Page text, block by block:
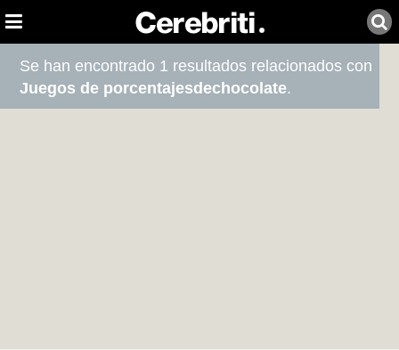
Se han encontrado 1 resultados relacionados con
Juegos de porcentajesdechocolate.